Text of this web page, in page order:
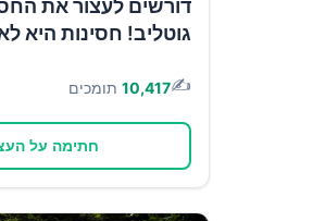
דורשים לעצור את
גוטליב! חסינות היא
✍️
10,417 תומכים
חתימה על